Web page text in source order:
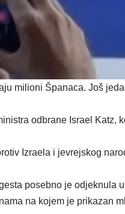
milioni Španaca. Još
odbrane Israel Katz,
Izraela i jevrejskog
posebno je odjeknula
na kojem je prikazan